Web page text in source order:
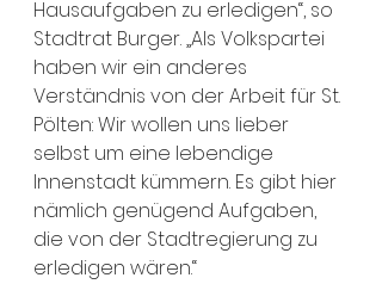
Hausaufgaben zu erledigen“, so
Stadtrat Burger. „Als Volkspartei
haben wir ein anderes
Verständnis von der Arbeit für St.
Pölten: Wir wollen uns lieber
selbst um eine lebendige
Innenstadt kümmern. Es gibt hier
nämlich genügend Aufgaben,
die von der Stadtregierung zu
erledigen wären.“